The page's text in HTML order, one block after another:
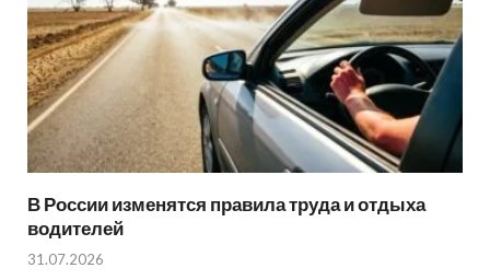
В России изменятся правила труда и отдыха
водителей
31.07.2026